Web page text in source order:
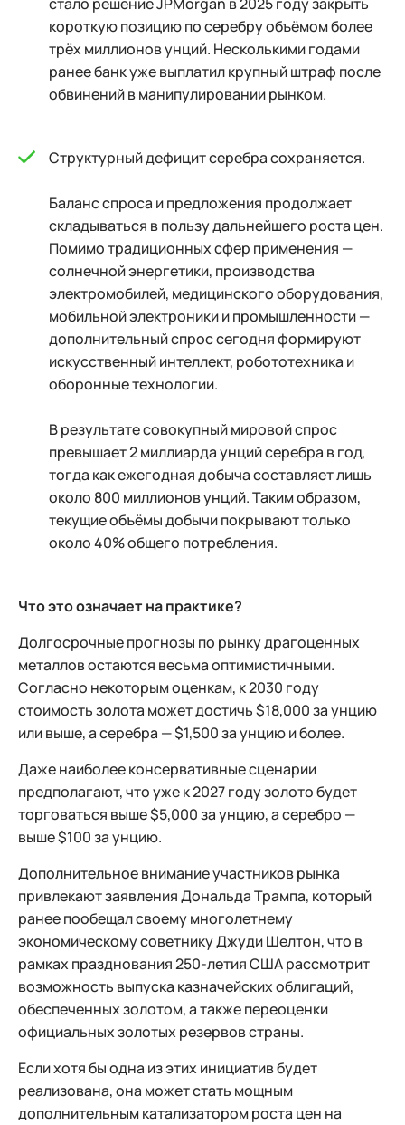
короткую позицию по серебру объёмом более
трёх миллионов унций. Несколькими годами
ранее банк уже выплатил крупный штраф после
обвинений в манипулировании рынком.
Структурный дефицит серебра сохраняется.
Баланс спроса и предложения продолжает
складываться в пользу дальнейшего роста цен.
Помимо традиционных сфер применения —
солнечной энергетики, производства
электромобилей, медицинского оборудования,
мобильной электроники и промышленности —
дополнительный спрос сегодня формируют
искусственный интеллект, робототехника и
оборонные технологии.
В результате совокупный мировой спрос
превышает 2 миллиарда унций серебра в год,
тогда как ежегодная добыча составляет лишь
около 800 миллионов унций. Таким образом,
текущие объёмы добычи покрывают только
около 40% общего потребления.
Что это означает на практике?
Долгосрочные прогнозы по рынку драгоценных
металлов остаются весьма оптимистичными.
Согласно некоторым оценкам, к 2030 году
стоимость золота может достичь $18,000 за унцию
или выше, а серебра — $1,500 за унцию и более.
Даже наиболее консервативные сценарии
предполагают, что уже к 2027 году золото будет
торговаться выше $5,000 за унцию, а серебро —
выше $100 за унцию.
Дополнительное внимание участников рынка
привлекают заявления Дональда Трампа, который
ранее пообещал своему многолетнему
экономическому советнику Джуди Шелтон, что в
рамках празднования 250-летия США рассмотрит
возможность выпуска казначейских облигаций,
обеспеченных золотом, а также переоценки
официальных золотых резервов страны.
Если хотя бы одна из этих инициатив будет
реализована, она может стать мощным
дополнительным катализатором роста цен на